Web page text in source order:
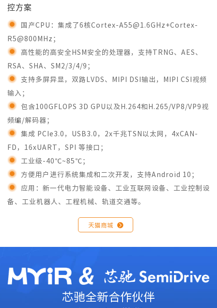
控方案
国产CPU：集成了6核Cortex-A55@1.6GHz+Cortex-
R5@800MHz；
高性能的高安全HSM安全的处理器，支持TRNG、AES、
RSA、SHA、SM2/3/4/9；
支持多屏异显，双路LVDS、MIPI DSI输出，MIPI CSI视频
输入；
包含100GFLOPS 3D GPU以及H.264和H.265/VP8/VP9视
频编/解码器；
集成 PCIe3.0，USB3.0，2x千兆TSN以太网，4xCAN-
FD，16xUART，SPI 等接口；
工业级-40℃~85℃；
方便用户进行系统集成和二次开发，支持Android 10；
应用：新一代电力智能设备、工业互联网设备、工业控制设
备、工业机器人、工程机械、轨道交通等。
天猫商城 
芯驰全新合作伙伴